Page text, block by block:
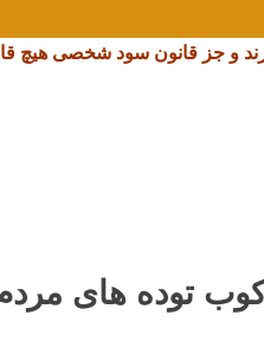
و جز قانون سود شخصی هیچ
توده های